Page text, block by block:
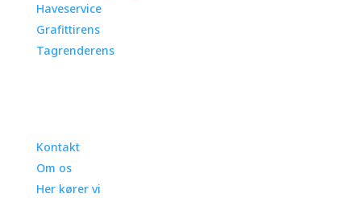
Haveservice
Grafittirens
Tagrenderens
Kontakt
Om os
Her kører vi